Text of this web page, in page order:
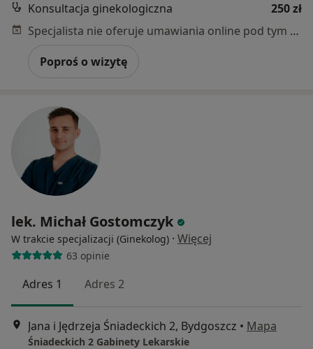
Konsultacja ginekologiczna
250 zł
Specjalista nie oferuje umawiania online pod tym adresem.
Poproś o wizytę
lek. Michał Gostomczyk
W trakcie specjalizacji (Ginekolog) · Więcej
63 opinie
Adres 1 Adres 2
Jana i Jędrzeja Śniadeckich 2, Bydgoszcz • Mapa
Śniadeckich 2 Gabinety Lekarskie